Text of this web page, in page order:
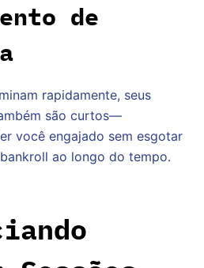
de
rapidamente, seus
são curtos—
você engajado sem esgotar
ao longo do tempo.